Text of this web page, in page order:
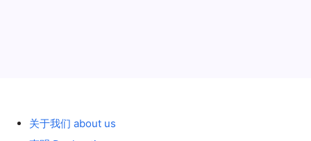
关于我们 about us